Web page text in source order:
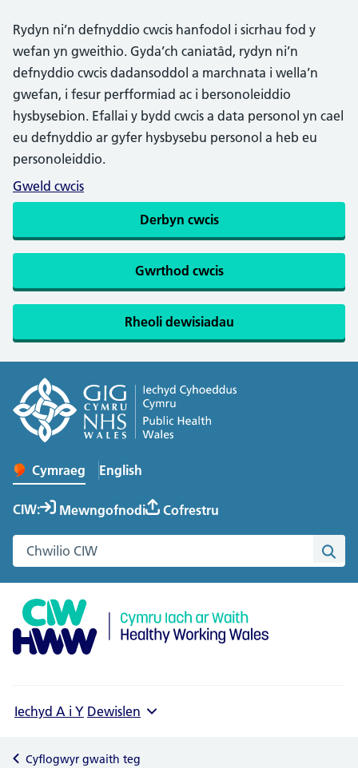
Rydyn ni’n defnyddio cwcis hanfodol i sicrhau fod y
wefan yn gweithio. Gyda’ch caniatâd, rydyn ni’n
defnyddio cwcis dadansoddol a marchnata i wella’n
gwefan, i fesur perfformiad ac i bersonoleiddio
hysbysebion. Efallai y bydd cwcis a data personol yn cael
eu defnyddio ar gyfer hysbysebu personol a heb eu
personoleiddio.
Gweld cwcis
Derbyn cwcis
Gwrthod cwcis
Rheoli dewisiadau
Newid iaith y wefan
Cymraeg English
– Change the language to English
CIW: Mewngofnodi Cofrestru
Chwilio gwefan Cymru Iach ar Waith
Iechyd A i Y Dewislen
Cyflogwyr gwaith teg